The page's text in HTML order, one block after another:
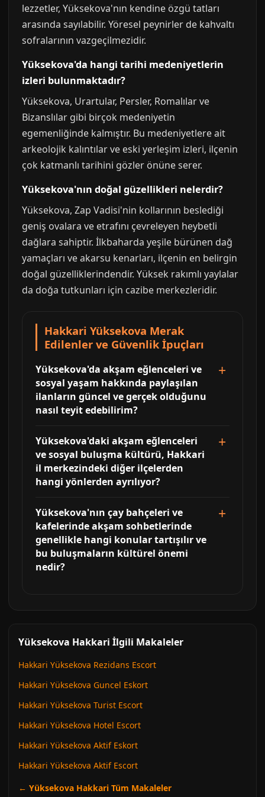
lezzetler, Yüksekova'nın kendine özgü tatları
arasında sayılabilir. Yöresel peynirler de kahvaltı
sofralarının vazgeçilmezidir.
Yüksekova'da hangi tarihi medeniyetlerin
izleri bulunmaktadır?
Yüksekova, Urartular, Persler, Romalılar ve
Bizanslılar gibi birçok medeniyetin
egemenliğinde kalmıştır. Bu medeniyetlere ait
arkeolojik kalıntılar ve eski yerleşim izleri, ilçenin
çok katmanlı tarihini gözler önüne serer.
Yüksekova'nın doğal güzellikleri nelerdir?
Yüksekova, Zap Vadisi'nin kollarının beslediği
geniş ovalara ve etrafını çevreleyen heybetli
dağlara sahiptir. İlkbaharda yeşile bürünen dağ
yamaçları ve akarsu kenarları, ilçenin en belirgin
doğal güzelliklerindendir. Yüksek rakımlı yaylalar
da doğa tutkunları için cazibe merkezleridir.
Hakkari Yüksekova Merak
Edilenler ve Güvenlik İpuçları
Yüksekova'da akşam eğlenceleri ve
sosyal yaşam hakkında paylaşılan
ilanların güncel ve gerçek olduğunu
nasıl teyit edebilirim?
Yüksekova'daki akşam eğlenceleri
ve sosyal buluşma kültürü, Hakkari
il merkezindeki diğer ilçelerden
hangi yönlerden ayrılıyor?
Yüksekova'nın çay bahçeleri ve
kafelerinde akşam sohbetlerinde
genellikle hangi konular tartışılır ve
bu buluşmaların kültürel önemi
nedir?
Yüksekova Hakkari İlgili Makaleler
Hakkari Yüksekova Rezidans Escort
Hakkari Yüksekova Guncel Eskort
Hakkari Yüksekova Turist Escort
Hakkari Yüksekova Hotel Escort
Hakkari Yüksekova Aktif Eskort
Hakkari Yüksekova Aktif Escort
← Yüksekova Hakkari Tüm Makaleler